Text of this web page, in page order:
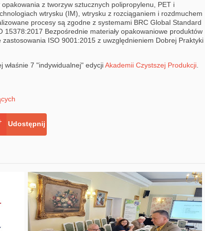
z tworzyw sztucznych polipropylenu, PET i
wtrysku (IM), wtrysku z rozciąganiem i rozdmuchem
procesy są zgodne z systemami BRC Global Standard
Bezpośrednie materiały opakowaniowe produktów
ISO 9001:2015 z uwzględnieniem Dobrej Praktyki
właśnie 7 "indywidualnej" edycjiAkademii Czystszej Produkcji
Udostępnij